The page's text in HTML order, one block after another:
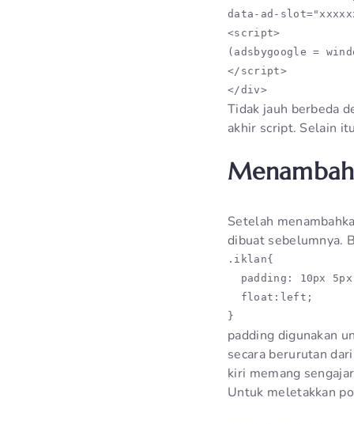
data-ad-
<script>
(adsbygoogle =
</script>
</div>
Tidak jauh berbeda
akhir script. Selain
Setelah
dibuat sebelumnya.
.iklan{
padding: 10px
  float:left;
}
padding digunakan
secara berurutan
kiri memang
Untuk meletakkan